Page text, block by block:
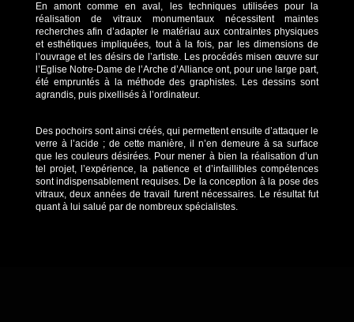
En amont comme en aval, les techniques utilisées pour la
réalisation de vitraux monumentaux nécessitent maintes
recherches afin d’adapter le matériau aux contraintes physiques
et esthétiques impliquées, tout à la fois, par les dimensions de
l’ouvrage et les désirs de l’artiste. Les procédés misen œuvre sur
l’Eglise Notre-Dame de l’Arche d’Alliance ont, pour une large part,
été empruntés à la méthode des graphistes. Les dessins sont
agrandis, puis pixellisés à l’ordinateur.
Des pochoirs sont ainsi créés, qui permettent ensuite d’attaquer le
verre à l’acide ; de cette manière, il n’en demeure à sa surface
que les couleurs désirées. Pour mener à bien la réalisation d’un
tel projet, l’expérience, la patience et d’infaillibles compétences
sont indispensablement requises. De la conception à la pose des
vitraux, deux années de travail furent nécessaires. Le résultat fut
quant à lui salué par de nombreux spécialistes.